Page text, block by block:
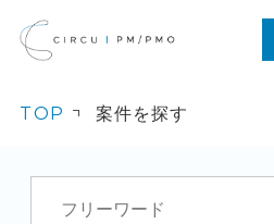
ご利用の流れ
TOP 案件を探す